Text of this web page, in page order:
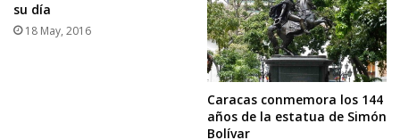
su día
18 May, 2016
Caracas conmemora los 144
años de la estatua de Simón
Bolívar